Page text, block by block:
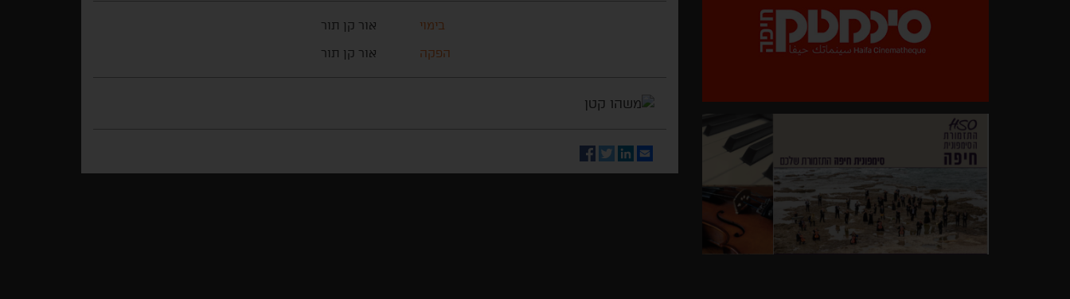
בימוי
אור קן תור
הפקה
אור קן תור
Email
LinkedIn
Twitter
Facebook